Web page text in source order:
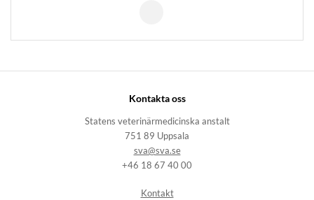
Kontakta oss
Statens veterinärmedicinska anstalt
751 89 Uppsala
sva@sva.se
+46 18 67 40 00
Kontakt